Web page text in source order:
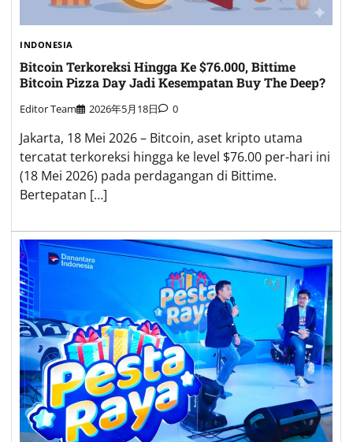
INDONESIA
Bitcoin Terkoreksi Hingga Ke $76.000, Bittime
Bitcoin Pizza Day Jadi Kesempatan Buy The Deep?
Editor Team 2026年5月18日 0
Jakarta, 18 Mei 2026 – Bitcoin, aset kripto utama
tercatat terkoreksi hingga ke level $76.00 per-hari ini
(18 Mei 2026) pada perdagangan di Bittime.
Bertepatan […]